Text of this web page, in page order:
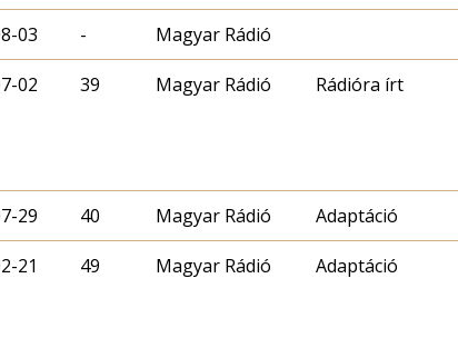
03 - Magyar Rádió
02 39 Magyar Rádió Rádióra írt
29 40 Magyar Rádió Adaptáció
21 49 Magyar Rádió Adaptáció